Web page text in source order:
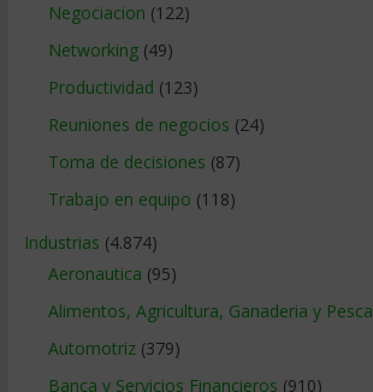
Negociacion (122)
Networking(49)
Productividad (123)
Reuniones de negocios (24)
Toma de decisiones (87)
Trabajo en equipo (118)
Industrias (4.874)
Aeronautica (95)
Alimentos, Agricultura, Ganaderia y Pesca
Automotriz(379)
Banca y Servicios Financieros (910)